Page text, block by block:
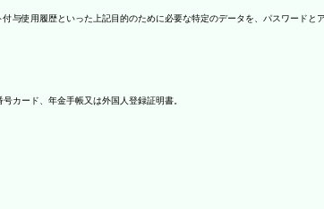
使用履歴といった上記目的のために必要な特定のデータを、パスワードと
カード、年金手帳又は外国人登録証明書。